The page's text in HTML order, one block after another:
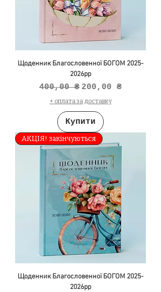
Щоденник Благословенної БОГОМ 2025-
2026рр
Звичайна ціна
400,00 ₴ За розпродажем
200,00 ₴
+ оплата за доставку
Купити
АКЦІЯ! закінчуються
Щоденник Благословенної БОГОМ 2025-
2026рр